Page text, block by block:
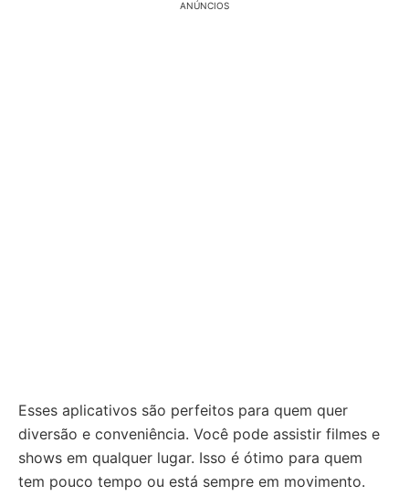
ANÚNCIOS
Esses aplicativos são perfeitos para quem quer
diversão e conveniência. Você pode assistir filmes e
shows em qualquer lugar. Isso é ótimo para quem
tem pouco tempo ou está sempre em movimento.